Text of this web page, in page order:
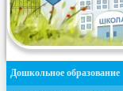
Дошкольное образование